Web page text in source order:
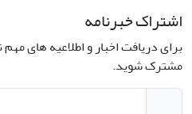
اشتراک خبرنامه
برای دریافت اخبار و اطلاعیه های
مشترک شوید.